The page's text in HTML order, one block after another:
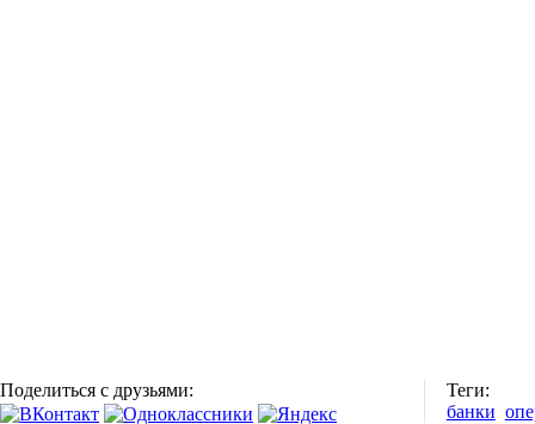
Поделиться с друзьями:
Теги:
банки